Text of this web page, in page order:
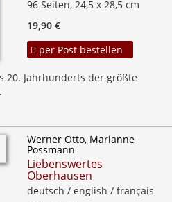
96 Seiten, 24,5 x 28,5 cm
19,90 €
per Post bestellen
20. Jahrhunderts der größte
Werner Otto, Marianne
Possmann
Liebenswertes
Oberhausen
deutsch / english / français